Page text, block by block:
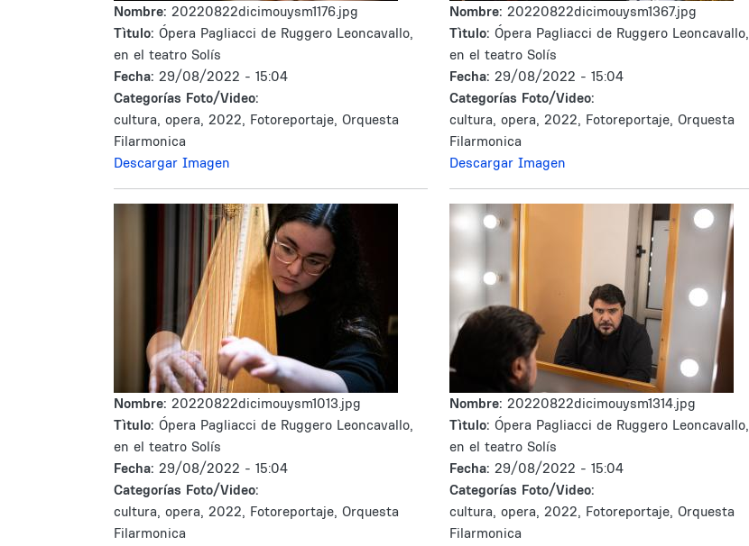
Nombre: 20220822dicimouysm1176.jpg
Tìtulo: Ópera Pagliacci de Ruggero Leoncavallo,
en el teatro Solís
Fecha: 29/08/2022 - 15:04
Categorías Foto/Video:
cultura, opera, 2022, Fotoreportaje, Orquesta
Filarmonica
Descargar Imagen
Nombre: 20220822dicimouysm1367.jpg
Tìtulo: Ópera Pagliacci de Ruggero Leoncavallo,
en el teatro Solís
Fecha: 29/08/2022 - 15:04
Categorías Foto/Video:
cultura, opera, 2022, Fotoreportaje, Orquesta
Filarmonica
Descargar Imagen
Nombre: 20220822dicimouysm1013.jpg
Tìtulo: Ópera Pagliacci de Ruggero Leoncavallo,
en el teatro Solís
Fecha: 29/08/2022 - 15:04
Categorías Foto/Video:
cultura, opera, 2022, Fotoreportaje, Orquesta
Filarmonica
Nombre: 20220822dicimouysm1314.jpg
Tìtulo: Ópera Pagliacci de Ruggero Leoncavallo,
en el teatro Solís
Fecha: 29/08/2022 - 15:04
Categorías Foto/Video:
cultura, opera, 2022, Fotoreportaje, Orquesta
Filarmonica